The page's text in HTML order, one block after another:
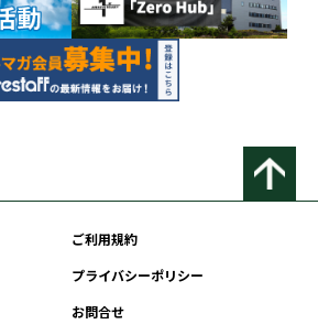
ご利用規約
プライバシーポリシー
お問合せ